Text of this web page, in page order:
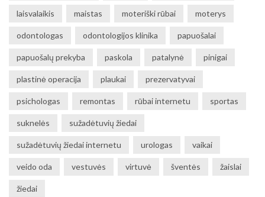
laisvalaikis maistas moteriški rūbai moterys
odontologas odontologijos klinika papuošalai
papuošalų prekyba paskola patalynė pinigai
plastinė operacija plaukai prezervatyvai
psichologas remontas rūbai internetu sportas
suknelės sužadėtuvių žiedai
sužadėtuvių žiedai internetu urologas vaikai
veido oda vestuvės virtuvė šventės žaislai
žiedai